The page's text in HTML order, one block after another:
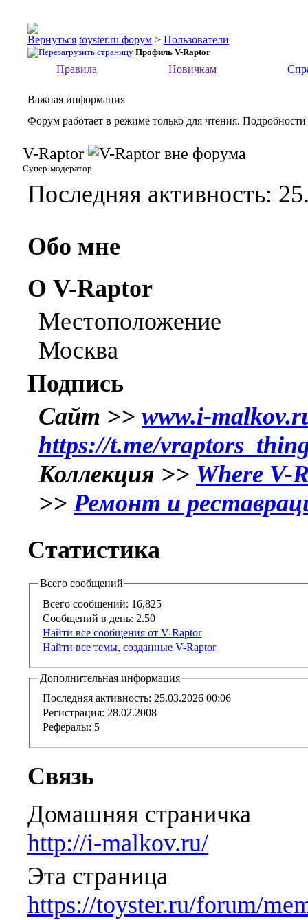
toyster.ru форум > Пользователи
Профиль V-Raptor
Правила Новичкам
Важная информация
Форум работает в режиме только для чтения.
V-Raptor
Супер-модератор
Последняя активность:
Обо мне
О V-Raptor
Местоположение
Москва
Подпись
Сайт >> www.i-
https://t.me/
Коллекция >> Where V-
>> Ремонт и
Статистика
Всего сообщений
Всего сообщений: 16,825
Сообщений в день: 2.50
Найти все сообщения от V-Raptor
Найти все темы, созданные V-Raptor
Дополнительная информация
Последняя активность: 25.03.2026 00:06
Регистрация: 28.02.2008
Рефералы: 5
Связь
Домашняя страничка
http://i-malkov.ru/
Эта страница
https://toyster.ru/forum/